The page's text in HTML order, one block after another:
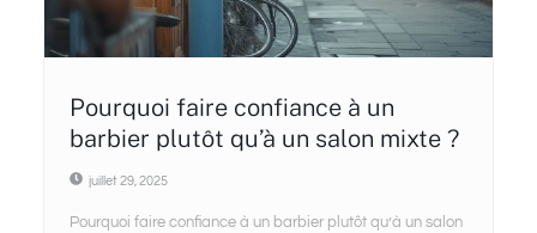
Pourquoi faire confiance à un
barbier plutôt qu’à un salon mixte ?
juillet 29, 2025
Pourquoi faire confiance à un barbier plutôt qu’à un salon